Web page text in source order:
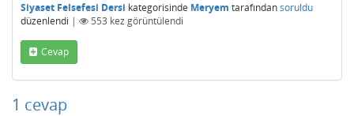
Siyaset Felsefesi Dersi kategorisinde Meryem tarafındansoruldu
düzenlendi | 553 kez görüntülendi
Cevap
1 cevap